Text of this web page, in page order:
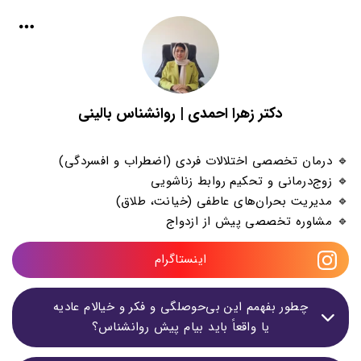
دکتر زهرا احمدی | روانشناس بالینی
🔹 درمان تخصصی اختلالات فردی (اضطراب و افسردگی)
🔹 زوج‌درمانی و تحکیم روابط زناشویی
🔹 مدیریت بحران‌های عاطفی (خیانت، طلاق)
🔹 مشاوره تخصصی پیش از ازدواج
اینستاگرام
چطور بفهمم این بی‌حوصلگی و فکر و خیالام عادیه
یا واقعاً باید بیام پیش روانشناس؟